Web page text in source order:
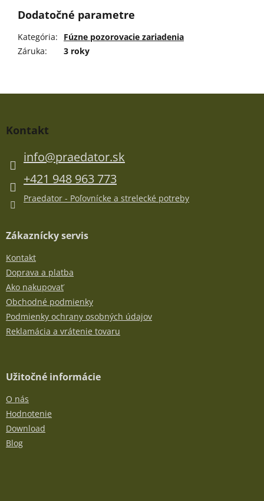
Dodatočné parametre
Kategória:
Fúzne pozorovacie zariadenia
Záruka: 3 roky
Kontakt
info@praedator.sk
+421 948 963 773
Praedator - Poľovnícke a strelecké potreby
Zákaznícky servis
Kontakt
Doprava a platba
Ako nakupovať
Obchodné podmienky
Podmienky ochrany osobných údajov
Reklamácia a vrátenie tovaru
Užitočné informácie
O nás
Hodnotenie
Download
Blog